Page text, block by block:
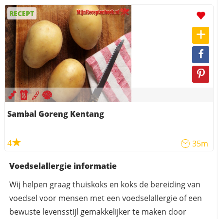
RECEPT
Sambal Goreng Kentang
4 35m
Voedselallergie informatie
Wij helpen graag thuiskoks en koks de bereiding van
voedsel voor mensen met een voedselallergie of een
bewuste levensstijl gemakkelijker te maken door